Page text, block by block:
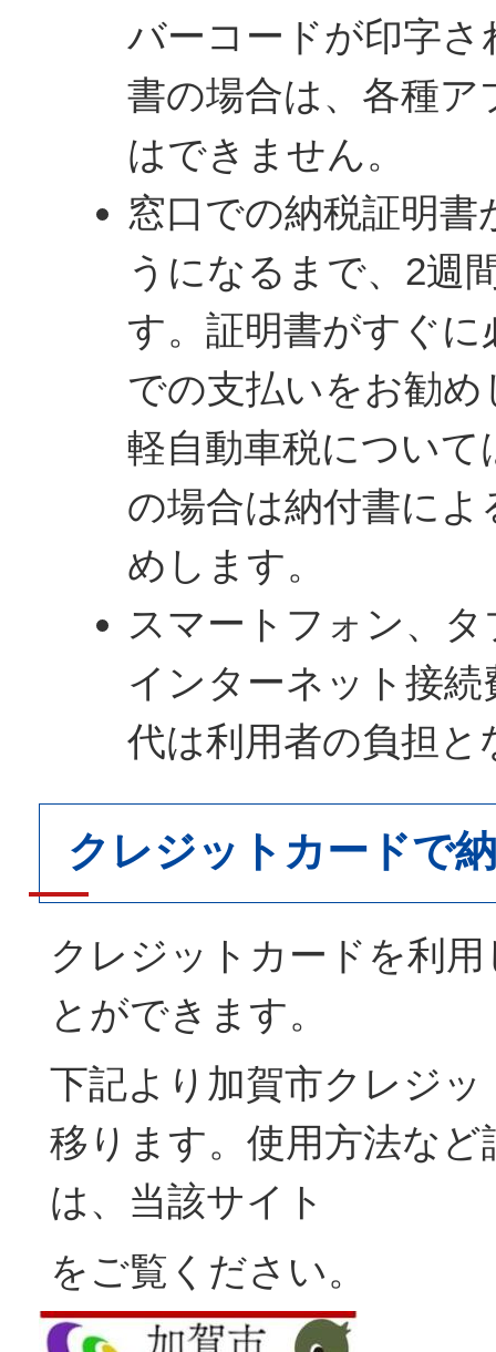
バーコードが印字
書の場合は、各種ア
はできません。
窓口での納税証明書
うになるまで、2週
す。証明書がすぐに
での支払いをお勧
軽自動車税について
の場合は納付書によ
めします。
スマートフォン、
インターネット接
代は利用者の負担と
クレジットカードで
クレジットカードを利
とができます。
下記より加賀市クレジ
移ります。使用方法など
は、当該サイト
をご覧ください。